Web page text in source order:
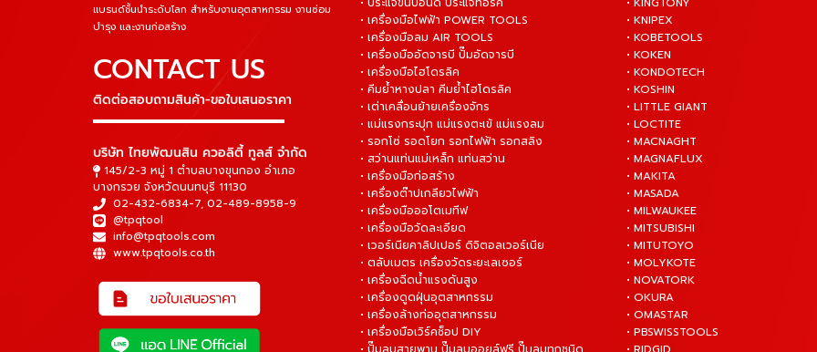
แบรนด์ชั้นนำระดับโลก สำหรับงานอุตสาหกรรม งานซ่อม
บำรุง และงานก่อสร้าง
CONTACT US
ติดต่อสอบถามสินค้า-ขอใบเสนอราคา
▬▬▬▬▬▬▬▬▬▬▬▬▬▬▬
บริษัท ไทยพัฒนสิน ควอลิตี้ ทูลส์ จำกัด
145/2-3 หมู่ 1 ตำบลบางขุนกอง อำเภอ
บางกรวย จังหวัดนนทบุรี 11130
02-432-6834-7, 02-489-8958-9
@tpqtool
info@tpqtools.com
www.tpqtools.co.th
• เครื่องมือไฟฟ้า POWER TOOLS
• เครื่องมือลม AIR TOOLS
• เครื่องมืออัดจารบี ปั๊มอัดจารบี
• เครื่องมือไฮโดรลิค
• คีมย้ำหางปลา คีมย้ำไฮโดรลิค
• เต่าเคลื่อนย้ายเครื่องจักร
• แม่แรงกระปุก แม่แรงตะเข้ แม่แรงลม
• รอกโซ่ รอดโยก รอกไฟฟ้า รอกสลิง
• สว่านแท่นแม่เหล็ก แท่นสว่าน
• เครื่องมือก่อสร้าง
• เครื่องต๊าปเกลียวไฟฟ้า
• เครื่องมือออโตเมทีฟ
• เครื่องมือวัดละเอียด
• เวอร์เนียคาลิปเปอร์ ดิจิตอลเวอร์เนีย
• ตลับเมตร เครื่องวัดระยะเลเซอร์
• เครื่องฉีดน้ำแรงดันสูง
• เครื่องดูดฝุ่นอุตสาหกรรม
• เครื่องล้างท่ออุตสาหกรรม
• เครื่องมือเวิร์คช็อป DIY
• KNIPEX
• KOBETOOLS
• KOKEN
• KONDOTECH
• KOSHIN
• LITTLE GIANT
• LOCTITE
• MACNAGHT
• MAGNAFLUX
• MAKITA
• MASADA
• MILWAUKEE
• MITSUBISHI
• MITUTOYO
• MOLYKOTE
• NOVATORK
• OKURA
• OMASTAR
• PBSWISSTOOLS